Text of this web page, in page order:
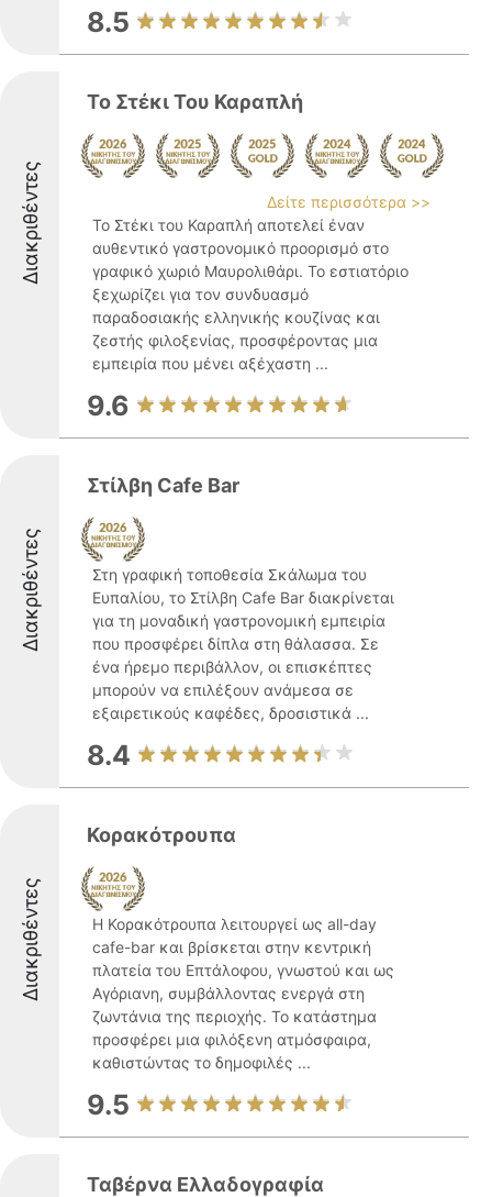
8.5
Διακριθέντες
Το Στέκι Του Καραπλή
Δείτε περισσότερα >>
Το Στέκι του Καραπλή αποτελεί έναν
αυθεντικό γαστρονομικό προορισμό στο
γραφικό χωριό Μαυρολιθάρι. Το εστιατόριο
ξεχωρίζει για τον συνδυασμό
παραδοσιακής ελληνικής κουζίνας και
ζεστής φιλοξενίας, προσφέροντας μια
εμπειρία που μένει αξέχαστη ...
9.6
Διακριθέντες
Στίλβη Cafe Bar
Στη γραφική τοποθεσία Σκάλωμα του
Ευπαλίου, το Στίλβη Cafe Bar διακρίνεται
για τη μοναδική γαστρονομική εμπειρία
που προσφέρει δίπλα στη θάλασσα. Σε
ένα ήρεμο περιβάλλον, οι επισκέπτες
μπορούν να επιλέξουν ανάμεσα σε
εξαιρετικούς καφέδες, δροσιστικά ...
8.4
Διακριθέντες
Κορακότρουπα
Η Κορακότρουπα λειτουργεί ως all-day
cafe-bar και βρίσκεται στην κεντρική
πλατεία του Επτάλοφου, γνωστού και ως
Αγόριανη, συμβάλλοντας ενεργά στη
ζωντάνια της περιοχής. Το κατάστημα
προσφέρει μια φιλόξενη ατμόσφαιρα,
καθιστώντας το δημοφιλές ...
9.5
Ταβέρνα Ελλαδογραφία